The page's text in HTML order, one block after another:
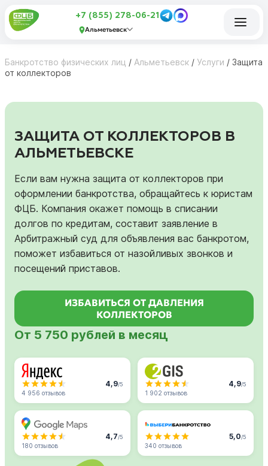
+7 (855) 278-06-21
Альметьевск
Банкротство физических лиц / Альметьевск / Услуги / Защита
от коллекторов
ЗАЩИТА ОТ КОЛЛЕКТОРОВ В
АЛЬМЕТЬЕВСКЕ
Если вам нужна защита от коллекторов при
оформлении банкротства, обращайтесь к юристам
ФЦБ. Компания окажет помощь в списании
долгов по кредитам, составит заявление в
Арбитражный суд для объявления вас банкротом,
поможет избавиться от назойливых звонков и
посещений приставов.
ИЗБАВИТЬСЯ ОТ ДАВЛЕНИЯ
КОЛЛЕКТОРОВ
От 5 750 рублей в месяц
4,9/5
4 956 отзывов
4,9/5
1 902 отзывов
4,7/5
180 отзывов
5,0/5
340 отзывов